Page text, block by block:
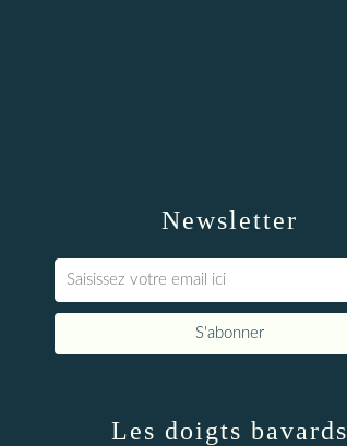
Newsletter
Les doigts bavards